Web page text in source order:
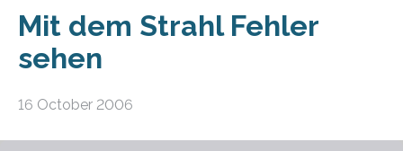
Mit dem Strahl Fehler
sehen
16 October 2006